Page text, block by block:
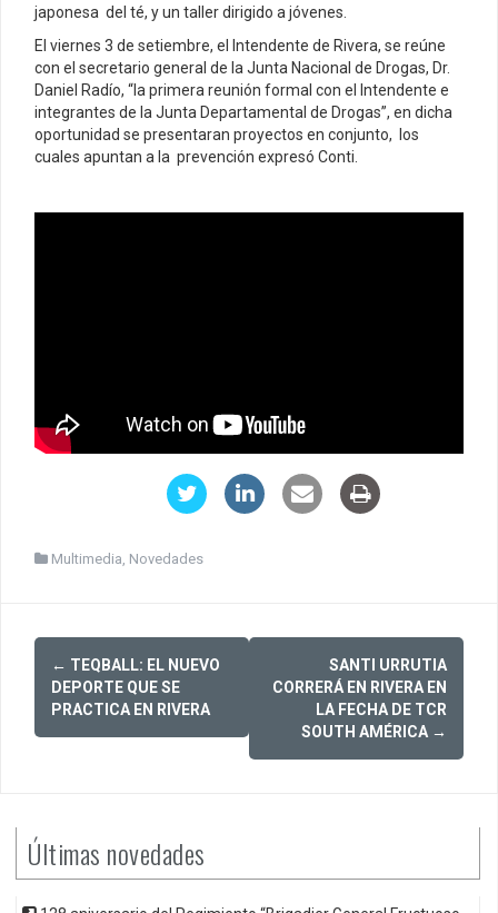
japonesa del té, y un taller dirigido a jóvenes.
El viernes 3 de setiembre, el Intendente de Rivera, se reúne
con el secretario general de la Junta Nacional de Drogas, Dr.
Daniel Radío, “la primera reunión formal con el Intendente e
integrantes de la Junta Departamental de Drogas”, en dicha
oportunidad se presentaran proyectos en conjunto, los
cuales apuntan a la prevención expresó Conti.
Multimedia, Novedades
Post
navigation
← TEQBALL: EL NUEVO
DEPORTE QUE SE
PRACTICA EN RIVERA
SANTI URRUTIA
CORRERÁ EN RIVERA EN
LA FECHA DE TCR
SOUTH AMÉRICA →
Últimas novedades